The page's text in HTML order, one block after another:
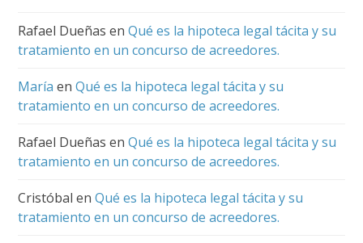
Rafael Dueñas enQué es la hipoteca legal tácita y su
tratamiento en un concurso de acreedores.
María enQué es la hipoteca legal tácita y su
tratamiento en un concurso de acreedores.
Rafael Dueñas enQué es la hipoteca legal tácita y su
tratamiento en un concurso de acreedores.
Cristóbal enQué es la hipoteca legal tácita y su
tratamiento en un concurso de acreedores.